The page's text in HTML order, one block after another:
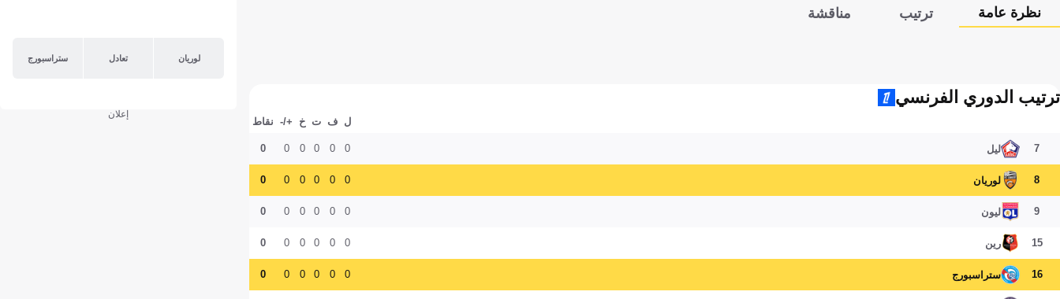
نظرة عامة ترتيب مناقشة
ترتيب الدوري الفرنسي
ل ف ت خ +/- نقاط
7 ليل 0
0
0
0
0
0
8 لوريان 0
0
0
0
0
0
9 ليون 0
0
0
0
0
0
15 رين 0
0
0
0
0
0
16 ستراسبورج 0
0
0
0
0
0
لوريان تعادل ستراسبورج
إعلان